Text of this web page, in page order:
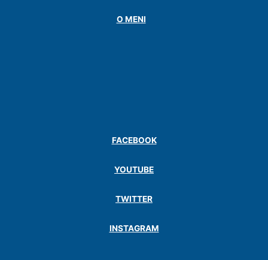
O MENI
FACEBOOK
YOUTUBE
TWITTER
INSTAGRAM